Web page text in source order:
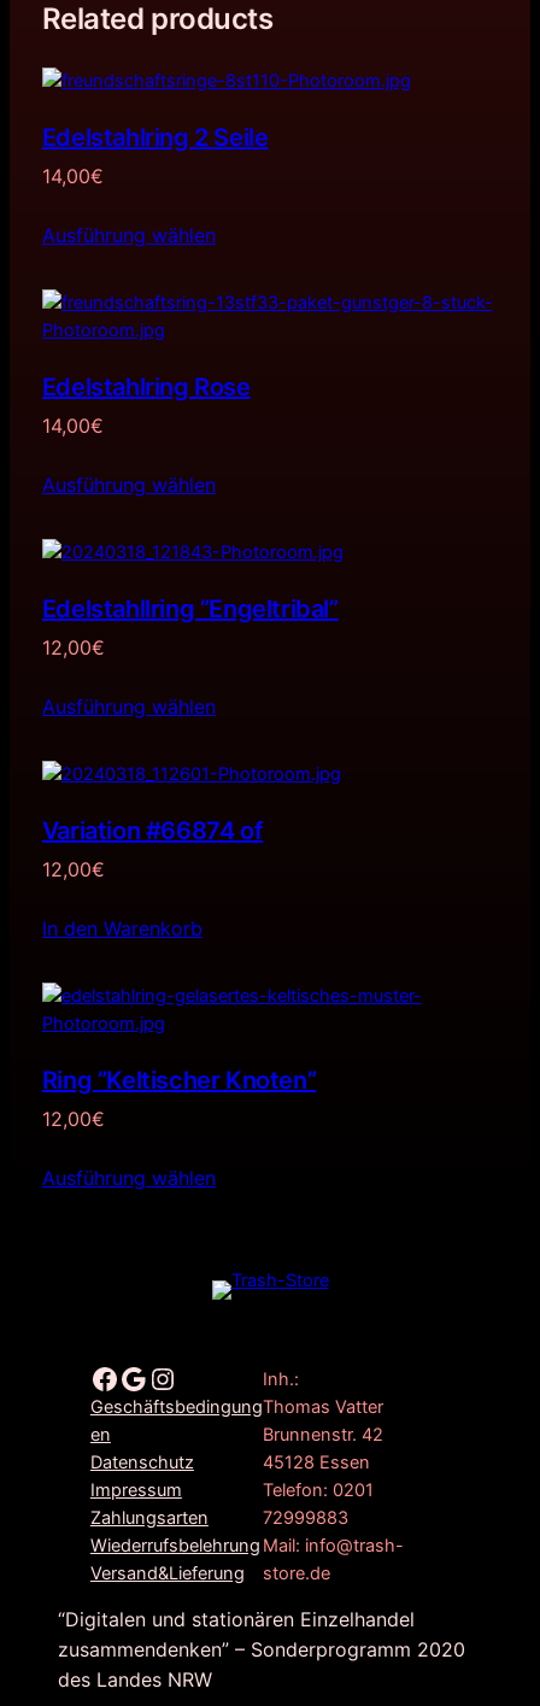
Related products
Edelstahlring 2 Seile
14,00€
Ausführung wählen
Edelstahlring Rose
14,00€
Ausführung wählen
Edelstahllring ”Engeltribal”
12,00€
Ausführung wählen
Variation #66874 of
12,00€
In den Warenkorb
Ring ”Keltischer Knoten”
12,00€
Ausführung wählen
Facebook Google Instagram
Geschäftsbedingung
en
Datenschutz
Impressum
Zahlungsarten
Wiederrufsbelehrung
Versand&Lieferung
Inh.:
Thomas Vatter
Brunnenstr. 42
45128 Essen
Telefon: 0201
72999883
Mail: info@trash-
store.de
“Digitalen und stationären Einzelhandel
zusammendenken” – Sonderprogramm 2020
des Landes NRW